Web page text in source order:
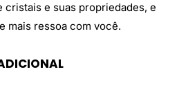
e suas propriedades, e
mais ressoa com você.